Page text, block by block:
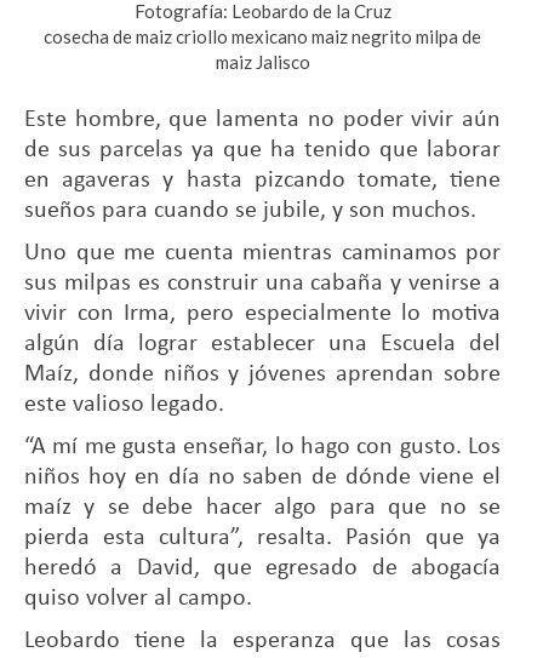
Fotografía: Leobardo de la Cruz
cosecha de maiz criollo mexicano maiz negrito milpa de
maiz Jalisco
Este hombre, que lamenta no poder vivir aún
de sus parcelas ya que ha tenido que laborar
en agaveras y hasta pizcando tomate, tiene
sueños para cuando se jubile, y son muchos.
Uno que me cuenta mientras caminamos por
sus milpas es construir una cabaña y venirse a
vivir con Irma, pero especialmente lo motiva
algún día lograr establecer una Escuela del
Maíz, donde niños y jóvenes aprendan sobre
este valioso legado.
“A mí me gusta enseñar, lo hago con gusto. Los
niños hoy en día no saben de dónde viene el
maíz y se debe hacer algo para que no se
pierda esta cultura”, resalta. Pasión que ya
heredó a David, que egresado de abogacía
quiso volver al campo.
Leobardo tiene la esperanza que las cosas